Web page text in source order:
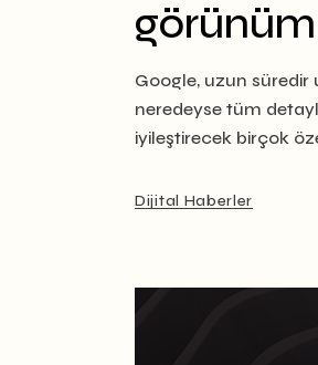
Google, uzun süredir
neredeyse tüm
iyileştirecek birçok
Dijital Haberler